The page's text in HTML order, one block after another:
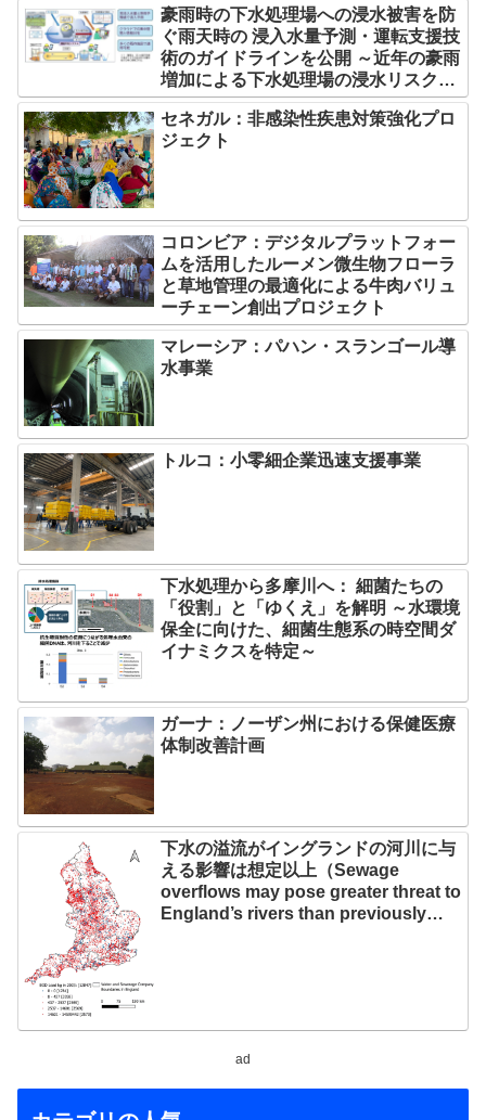
豪雨時の下水処理場への浸水被害を防
ぐ雨天時の 浸入水量予測・運転支援技
術のガイドラインを公開 ～近年の豪雨
増加による下水処理場の浸水リスクを
軽減～
セネガル：非感染性疾患対策強化プロ
ジェクト
コロンビア：デジタルプラットフォー
ムを活用したルーメン微生物フローラ
と草地管理の最適化による牛肉バリュ
ーチェーン創出プロジェクト
マレーシア：パハン・スランゴール導
水事業
トルコ：小零細企業迅速支援事業
下水処理から多摩川へ： 細菌たちの
「役割」と「ゆくえ」を解明 ～水環境
保全に向けた、細菌生態系の時空間ダ
イナミクスを特定～
ガーナ：ノーザン州における保健医療
体制改善計画
下水の溢流がイングランドの河川に与
える影響は想定以上（Sewage
overflows may pose greater threat to
England’s rivers than previously
ad